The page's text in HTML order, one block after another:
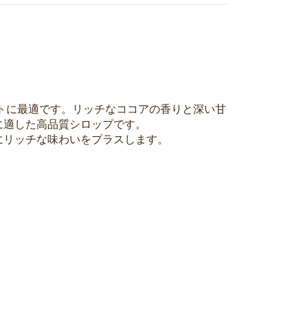
最適です。リッチなココアの香りと深い甘
した高品質シロップです。
ッチな味わいをプラスします。